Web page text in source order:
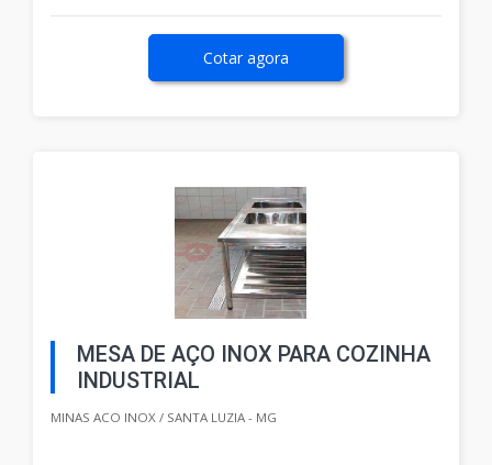
Cotar agora
MESA DE AÇO INOX PARA COZINHA
INDUSTRIAL
MINAS ACO INOX / SANTA LUZIA - MG